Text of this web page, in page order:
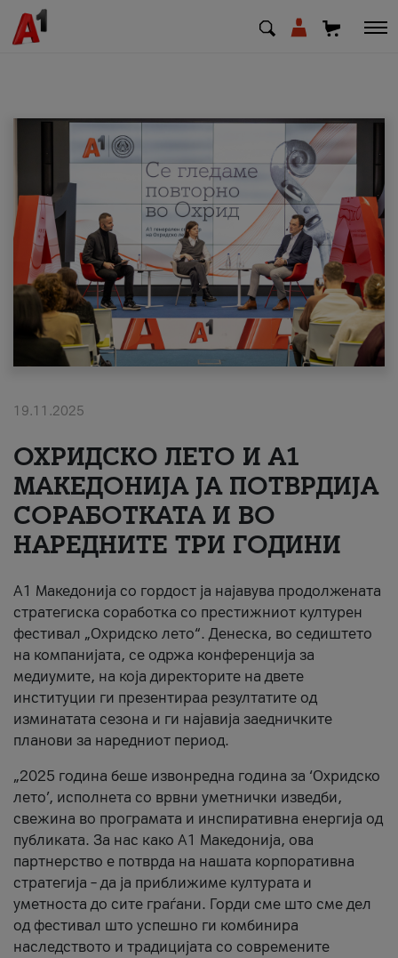
МК SQ
Приватни Деловни
Поддршка
Надополни кредит
#ПодобарОнлајн
19.11.2025
ОХРИДСКО ЛЕТО И A1
МАКЕДОНИЈА ЈА ПОТВРДИЈА
СОРАБОТКАТА И ВО
НАРЕДНИТЕ ТРИ ГОДИНИ
A1 Македонија со гордост ја најавува продолжената
стратегиска соработка со престижниот културен
фестивал „Охридско лето“. Денеска, во седиштето
на компанијата, се одржа конференција за
медиумите, на која директорите на двете
институции ги презентираа резултатите од
изминатата сезона и ги најавија заедничките
планови за наредниот период.
„2025 година беше извонредна година за ‘Охридско
лето’, исполнета со врвни уметнички изведби,
свежина во програмата и инспиративна енергија од
публиката. За нас како A1 Македонија, ова
партнерство е потврда на нашата корпоративна
стратегија – да ја приближиме културата и
уметноста до сите граѓани. Горди сме што сме дел
од фестивал што успешно ги комбинира
наследството и традицијата со современите